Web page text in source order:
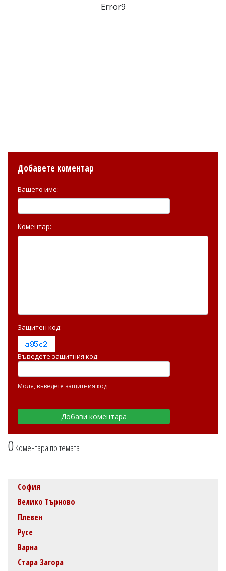
Error9
0Коментара по темата
Добавете коментар
Вашето име:
Коментар:
Защитен код:
Въведете защитния код:
Моля, въведете защитния код
София
Велико Търново
Плевен
Русе
Варна
Стара Загора